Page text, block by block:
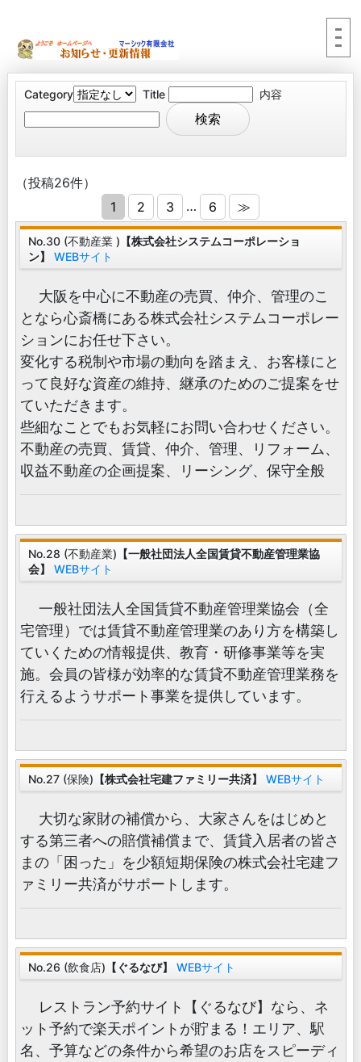
Category Title 内容
（投稿26件）
1
2 3 … 6 ≫
No.30 (不動産業 ) 【株式会社システムコーポレーショ
ン】
WEBサイト
大阪を中心に不動産の売買、仲介、管理のこ
となら心斎橋にある株式会社システムコーポレー
ションにお任せ下さい。
変化する税制や市場の動向を踏まえ、お客様にと
って良好な資産の維持、継承のためのご提案をせ
ていただきます。
些細なことでもお気軽にお問い合わせください。
不動産の売買、賃貸、仲介、管理、リフォーム、
収益不動産の企画提案、リーシング、保守全般
No.28 (不動産業) 【一般社団法人全国賃貸不動産管理業協
会】
WEBサイト
一般社団法人全国賃貸不動産管理業協会（全
宅管理）では賃貸不動産管理業のあり方を構築し
ていくための情報提供、教育・研修事業等を実
施。会員の皆様が効率的な賃貸不動産管理業務を
行えるようサポート事業を提供しています。
No.27 (保険) 【株式会社宅建ファミリー共済】 WEBサイト
大切な家財の補償から、大家さんをはじめと
する第三者への賠償補償まで、賃貸入居者の皆さ
まの「困った」を少額短期保険の株式会社宅建フ
ァミリー共済がサポートします。
No.26 (飲食店) 【ぐるなび】 WEBサイト
レストラン予約サイト【ぐるなび】なら、ネ
ット予約で楽天ポイントが貯まる！エリア、駅
名、予算などの条件から希望のお店をスピーディ